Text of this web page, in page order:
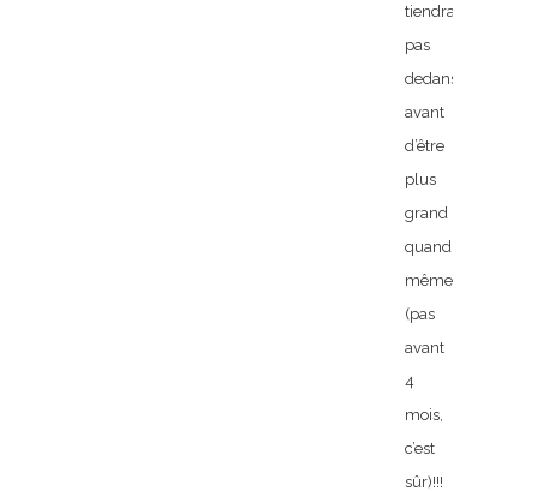
tiendra
pas
dedans
avant
d’être
plus
grand
quand
même
(pas
avant
4
mois,
c’est
sûr)!!!